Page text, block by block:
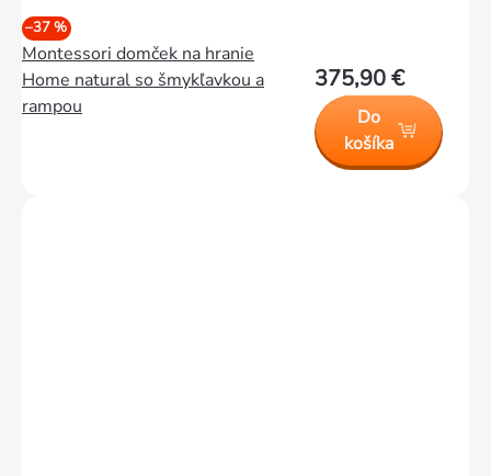
–37 %
Montessori domček na hranie
Home natural so šmykľavkou a
rampou
375,90 €
Do
košíka